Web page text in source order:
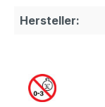
Hersteller: